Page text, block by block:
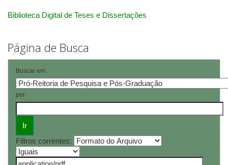
Biblioteca Digital de Teses e Dissertações
Página de Busca
Buscar em:
por
Filtros correntes: